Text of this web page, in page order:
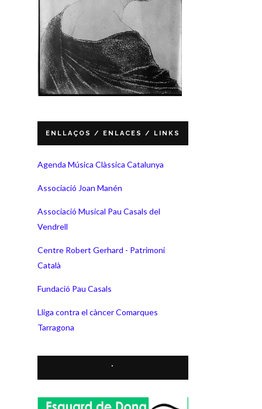
ENLLAÇOS / ENLACES / LINKS
Agenda Música Clàssica Catalunya
Associació Joan Manén
Associació Musical Pau Casals del
Vendrell
Centre Robert Gerhard - Patrimoni
Català
Fundació Pau Casals
Lliga contra el càncer Comarques
Tarragona
*